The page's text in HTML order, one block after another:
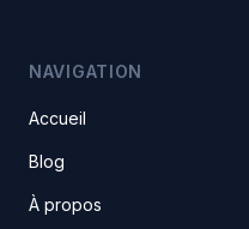
NAVIGATION
Accueil
Blog
À propos